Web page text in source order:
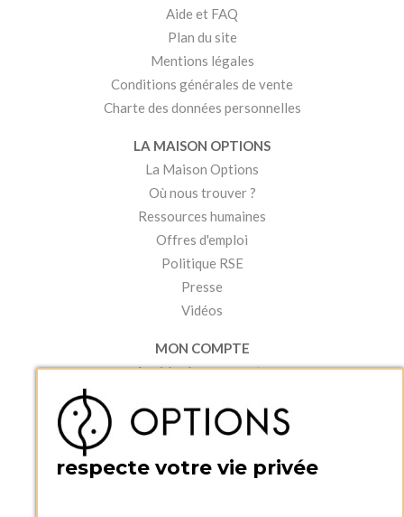
Aide et FAQ
Plan du site
Mentions légales
Conditions générales de vente
Charte des données personnelles
LA MAISON OPTIONS
La Maison Options
Où nous trouver ?
Ressources humaines
Offres d'emploi
Politique RSE
Presse
Vidéos
MON COMPTE
Accéder à mon compte
Créer un compte
PRATIQUE
Catalogues et bons de commande
respecte votre vie privée